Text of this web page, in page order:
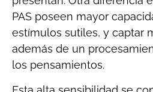
PAS poseen mayor
estímulos sutiles, y captar
además de un
los pensamientos.